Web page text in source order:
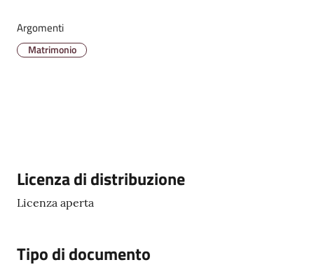
Tutti
gli
argomenti...
Argomenti
Matrimonio
Descrizione
Licenza di distribuzione
Licenza aperta
Tipo di documento